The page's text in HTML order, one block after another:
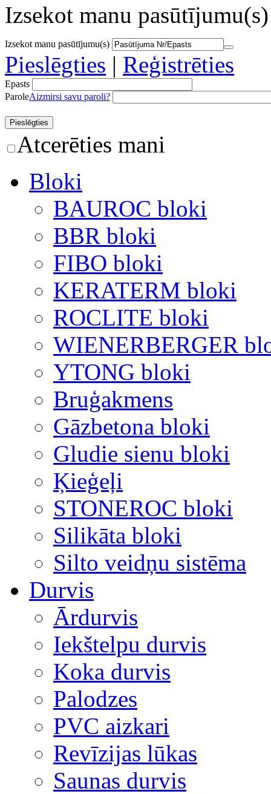
Izsekot manu pasūtījumu(s)
Izsekot manu pasūtījumu(s)
Pieslēgties | Reģistrēties
Epasts
ParoleAizmirsi savu paroli?
Atcerēties mani
Bloki
BAUROC bloki
BBR bloki
FIBO bloki
KERATERM bloki
ROCLITE bloki
WIENERBERGER
YTONG bloki
Bruģakmens
Gāzbetona bloki
Gludie sienu bloki
Ķieģeļi
STONEROC bloki
Silikāta bloki
Silto veidņu sistēma
Durvis
Ārdurvis
Iekštelpu durvis
Koka durvis
Palodzes
PVC aizkari
Revīzijas lūkas
Saunas durvis